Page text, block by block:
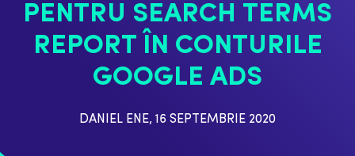
PENTRU SEARCH TERMS
REPORT ÎN CONTURILE
GOOGLE ADS
DANIEL ENE, 16 SEPTEMBRIE 2020